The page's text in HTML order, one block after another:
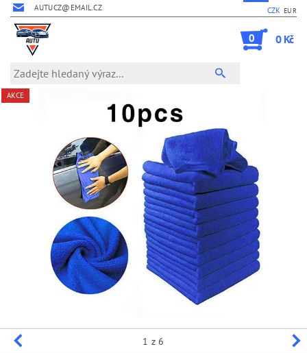
AUTUCZ@EMAIL.CZ CZK EUR
0 0 Kč
AKCE
1 z 6